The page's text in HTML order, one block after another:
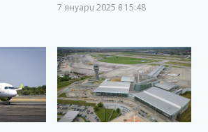
7 януари 2025 в 15:48